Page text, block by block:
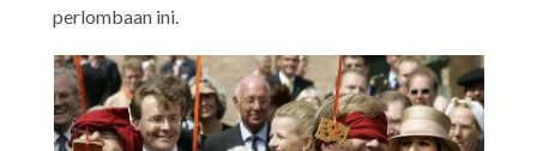
perlombaan ini.